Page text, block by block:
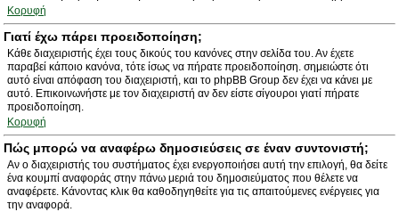
Κορυφή
Γιατί έχω πάρει προειδοποίηση;
Κάθε διαχειριστής έχει τους δικούς του κανόνες στην σελίδα του. Αν έχετε
παραβεί κάποιο κανόνα, τότε ίσως να πήρατε προειδοποίηση. σημειώστε ότι
αυτό είναι απόφαση του διαχειριστή, και το phpBB Group δεν έχει να κάνει με
αυτό. Επικοινωνήστε με τον διαχειριστή αν δεν είστε σίγουροι γιατί πήρατε
προειδοποίηση.
Κορυφή
Πώς μπορώ να αναφέρω δημοσιεύσεις σε έναν συντονιστή;
Αν ο διαχειριστής του συστήματος έχει ενεργοποιήσει αυτή την επιλογή, θα δείτε
ένα κουμπί αναφοράς στην πάνω μεριά του δημοσιεύματος που θέλετε να
αναφέρετε. Κάνοντας κλικ θα καθοδηγηθείτε για τις απαιτούμενες ενέργειες για
την αναφορά.